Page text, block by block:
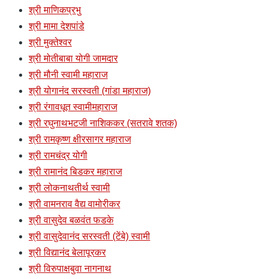
श्री माणिकप्रभु
श्री मामा देशपांडे
श्री मुक्तेश्वर
श्री मोतीबाबा योगी जामदार
श्री मौनी स्वामी महाराज
श्री योगानंद सरस्वती (गांडा महाराज)
श्री रंगावधूत स्वामीमहाराज
श्री रघुनाथभटजी नाशिककर (सतरावे शतक)
श्री रामकृष्ण क्षीरसागर महाराज
श्री रामचंद्र योगी
श्री रामानंद बिडकर महाराज
श्री लोकनाथतीर्थ स्वामी
श्री वामनराव वैद्य वामोरीकर
श्री वासुदेव बळवंत फडके
श्री वासुदेवानंद सरस्वती (टेंबे) स्वामी
श्री विद्यानंद बेलापूरकर
श्री विरुपाक्षबुवा नागनाथ